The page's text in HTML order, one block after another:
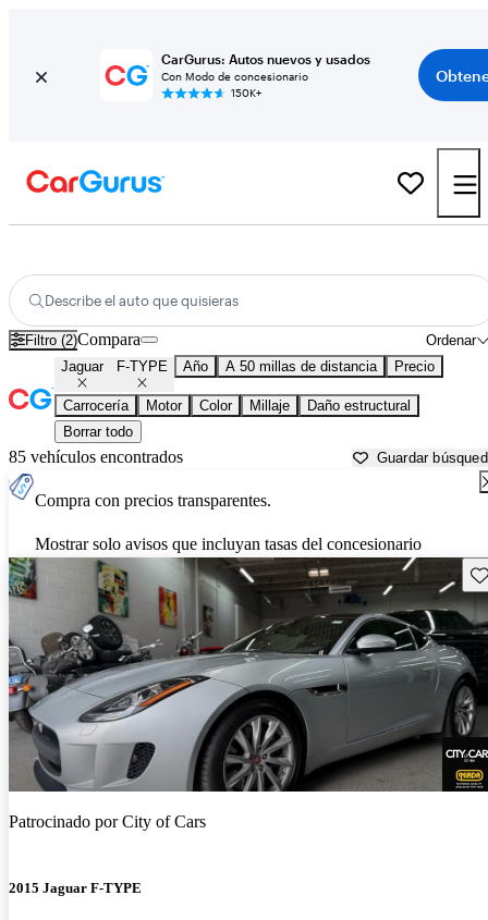
CarGurus: Autos nuevos y usados
Con Modo de concesionario
150K+
Describe el auto que quisieras
Filtro (2) Ordenar
Compara
Jaguar F-TYPE Año A 50 millas de distancia Precio
Carrocería Motor Color Millaje
Daño estructural
Borrar todo
85 vehículos encontrados Guardar
Compra con precios transparentes.
Mostrar solo avisos que incluyan tasas del concesionario
Patrocinado porCity of Cars
2015 Jaguar F-TYPE